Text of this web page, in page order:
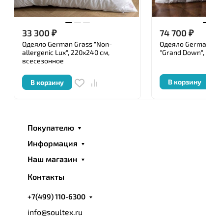
33 300₽
Одеяло German Grass "Non-
allergenic Lux", 220x240 см,
всесезонное
В корзину
74 700₽
Одеяло German
"Grand Down",
В корзину
Покупателю
Информация
Наш магазин
Контакты
+7(499) 110-6300
info@soultex.ru